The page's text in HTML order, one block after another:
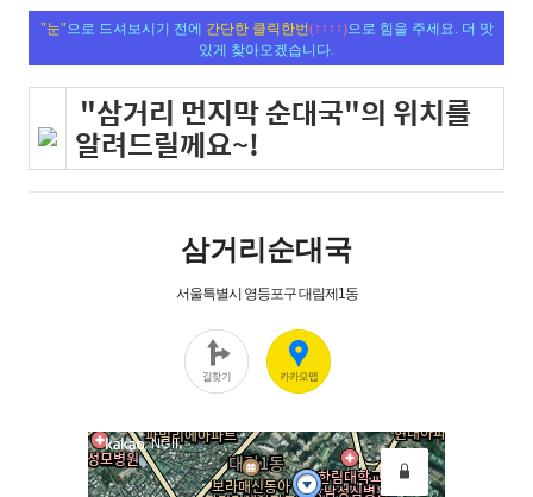
"눈"으로 드셔보시기 전에 간단한 클릭한번(↑↑↑↑)으로 힘을 주세요. 더 맛
있게 찾아오겠습니다.
"삼거리 먼지막 순대국"의 위치를
알려드릴께요~!